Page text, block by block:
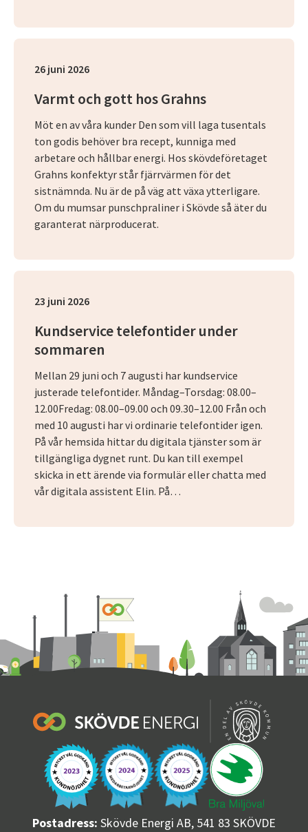
26 juni 2026
Varmt och gott hos Grahns
Möt en av våra kunder Den som vill laga tusentals
ton godis behöver bra recept, kunniga med
arbetare och hållbar energi. Hos skövdeföretaget
Grahns konfektyr står fjärrvärmen för det
sistnämnda. Nu är de på väg att växa ytterligare.
Om du mumsar punschpraliner i Skövde så äter du
garanterat närproducerat.
23 juni 2026
Kundservice telefontider under
sommaren
Mellan 29 juni och 7 augusti har kundservice
justerade telefontider. Måndag–Torsdag: 08.00–
12.00Fredag: 08.00–09.00 och 09.30–12.00 Från och
med 10 augusti har vi ordinarie telefontider igen.
På vår hemsida hittar du digitala tjänster som är
tillgängliga dygnet runt. Du kan till exempel
skicka in ett ärende via formulär eller chatta med
vår digitala assistent Elin. På…
Postadress: Skövde Energi AB, 541 83 SKÖVDE